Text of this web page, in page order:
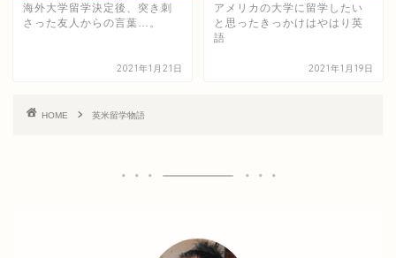
海外大学留学決定後、突き刺
さった友人からの言葉…。
2021年1月21日
アメリカの大学に留学したい
と思ったきっかけはやはり英
語
2021年1月19日
HOME 英米留学物語